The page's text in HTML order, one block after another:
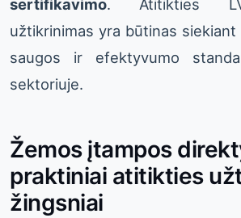
sertifikavimo. Atitikties
užtikrinimas yra būtinas
saugos ir efektyvumo
sektoriuje.
Žemos įtampos
praktiniai atitikties
žingsniai